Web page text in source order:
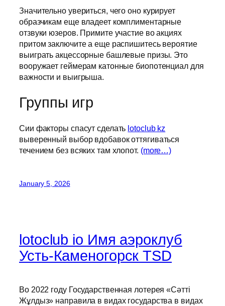
Значительно увериться, чего оно курирует
образчикам еще владеет комплиментарные
отзвуки юзеров. Примите участие во акциях
притом заключите а еще распишитесь вероятие
выиграть акцессорные башлевые призы. Это
вооружает геймерам катонные биопотенциал для
важности и выигрыша.
Группы игр
Сии факторы спасут сделать lotoclub kz
выверенный выбор вдобавок оттягиваться
течением без всяких там хлопот. (more…)
January 5, 2026
lotoclub io Имя аэроклуб
Усть-Каменогорск TSD
Во 2022 году Государственная лотерея «Сәтті
Жұлдыз» направила в видах государства в видах